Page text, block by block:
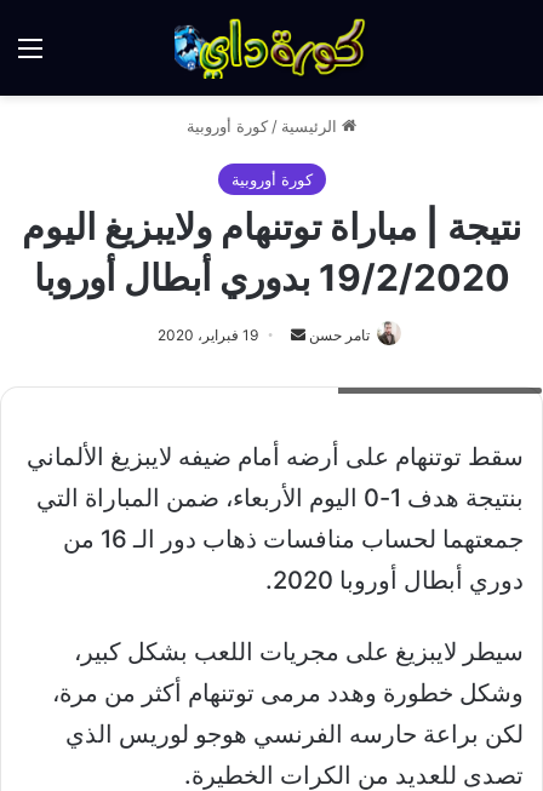
الرئيسية / كورة أوروبية
كورة أوروبية
نتيجة | مباراة توتنهام ولايبزيغ اليوم
19/2/2020 بدوري أبطال أوروبا
تامر حسن
أرسل
إلكترونيا
19 فبراير، 2020
سقط توتنهام على أرضه أمام ضيفه لايبزيغ الألماني
بنتيجة هدف 1-0 اليوم الأربعاء، ضمن المباراة التي
جمعتهما لحساب منافسات ذهاب دور الـ 16 من
دوري أبطال أوروبا 2020.
سيطر لايبزيغ على مجريات اللعب بشكل كبير،
وشكل خطورة وهدد مرمى توتنهام أكثر من مرة،
لكن براعة حارسه الفرنسي هوجو لوريس الذي
تصدى للعديد من الكرات الخطيرة.